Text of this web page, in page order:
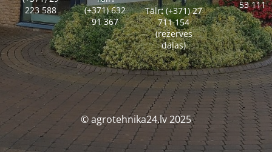
223 588
(+371) 632
91 367
Tālr:(+371) 27
711 154
(rezerves
daļas)
53 111
© agrotehnika24.lv 2025